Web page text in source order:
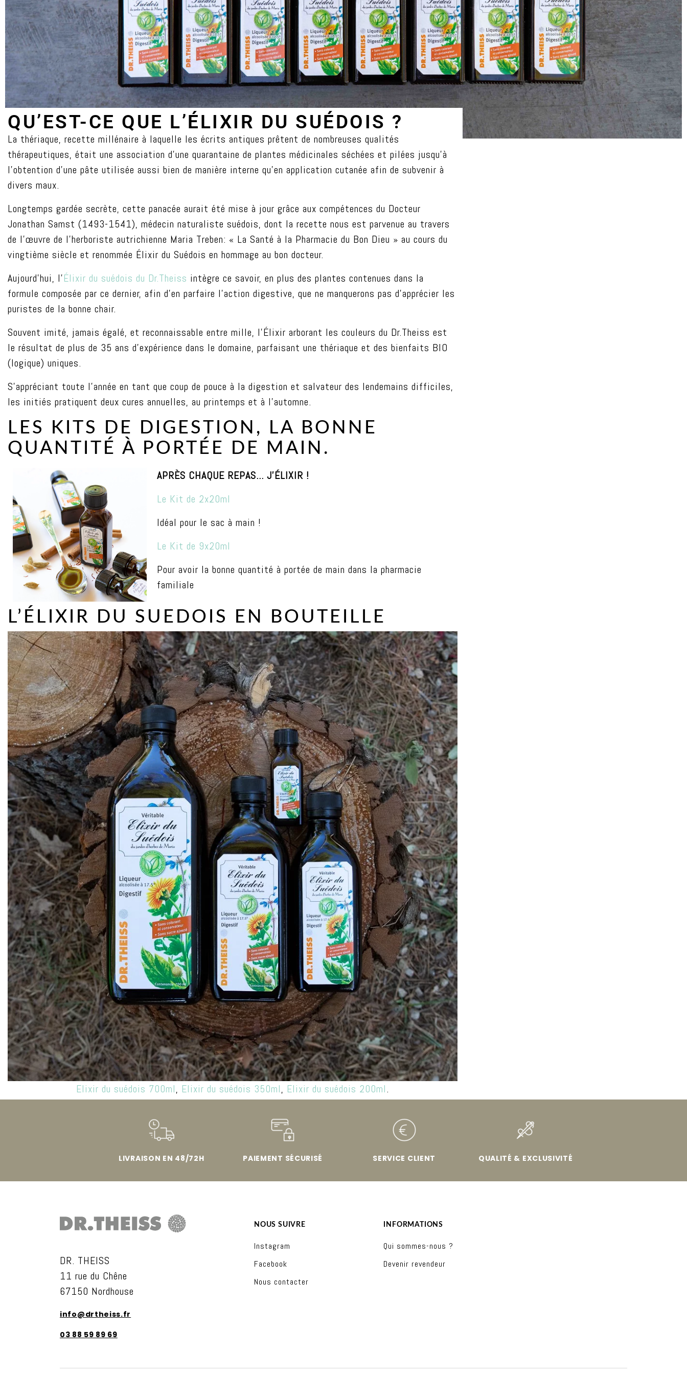
QU’EST-CE QUE L’ÉLIXIR DU SUÉDOIS ?
La thériaque, recette millénaire à laquelle les écrits antiques prêtent de nombreuses qualités
thérapeutiques, était une association d’une quarantaine de plantes médicinales séchées et pilées jusqu’à
l’obtention d’une pâte utilisée aussi bien de manière interne qu’en application cutanée afin de subvenir à
divers maux.
Longtemps gardée secrète, cette panacée aurait été mise à jour grâce aux compétences du Docteur
Jonathan Samst (1493-1541), médecin naturaliste suédois, dont la recette nous est parvenue au travers
de l’œuvre de l’herboriste autrichienne Maria Treben: « La Santé à la Pharmacie du Bon Dieu » au cours du
vingtième siècle et renommée Élixir du Suédois en hommage au bon docteur.
Aujourd’hui, l’Élixir du suédois du Dr.Theiss intègre ce savoir, en plus des plantes contenues dans la
formule composée par ce dernier, afin d’en parfaire l’action digestive, que ne manquerons pas d’apprécier les
puristes de la bonne chair.
Souvent imité, jamais égalé, et reconnaissable entre mille, l’Élixir arborant les couleurs du Dr.Theiss est
le résultat de plus de 35 ans d’expérience dans le domaine, parfaisant une thériaque et des bienfaits BIO
(logique) uniques.
S’appréciant toute l’année en tant que coup de pouce à la digestion et salvateur des lendemains difficiles,
les initiés pratiquent deux cures annuelles, au printemps et à l’automne.
LES KITS DE DIGESTION, LA BONNE
QUANTITÉ À PORTÉE DE MAIN.
APRÈS CHAQUE REPAS… J’ÉLIXIR !
Le Kit de 2x20ml
Idéal pour le sac à main !
Le Kit de 9x20ml
Pour avoir la bonne quantité à portée de main dans la pharmacie
familiale
L’ÉLIXIR DU SUEDOIS EN BOUTEILLE
Elixir du suédois 700ml, Elixir du suédois 350ml, Elixir du suédois 200ml.
LIVRAISON EN 48/72H PAIEMENT SÉCURISÉ SERVICE CLIENT QUALITÉ & EXCLUSIVITÉ
DR. THEISS
11 rue du Chêne
67150 Nordhouse
info@drtheiss.fr
03 88 59 89 69
NOUS SUIVRE
Instagram
Facebook
Nous contacter
INFORMATIONS
Qui sommes-nous ?
Devenir revendeur